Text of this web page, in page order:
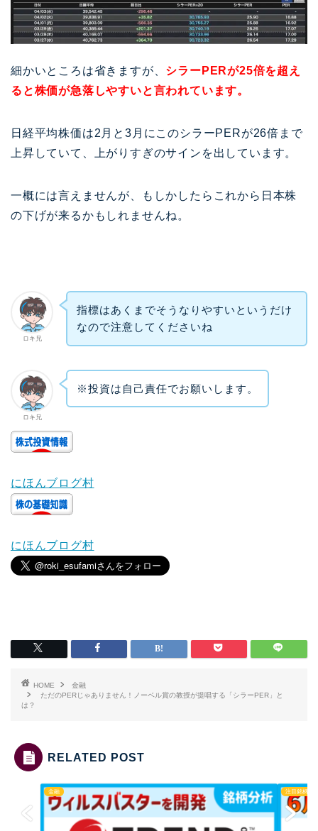
細かいところは省きますが、 シラーPERが25倍を超え
ると株価が急落しやすいと言われています。
日経平均株価は2月と3月にこのシラーPERが26倍まで
上昇していて、上がりすぎのサインを出しています。
一概には言えませんが、もしかしたらこれから日本株
の下げが来るかもしれませんね。
ロキ兄
指標はあくまでそうなりやすいというだけ
なので注意してくださいね
ロキ兄
※投資は自己責任でお願いします。
にほんブログ村
にほんブログ村
HOME
金融
ただのPERじゃありません！ノーベル賞の教授が提唱する「シラーPER」と
は？
RELATED POST
金融 注目銘柄